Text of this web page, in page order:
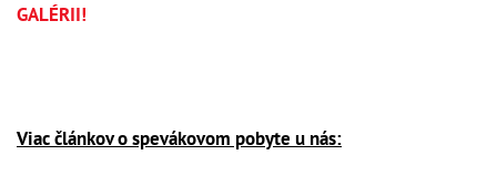
GALÉRII!
Viac článkov o spevákovom pobyte u nás: